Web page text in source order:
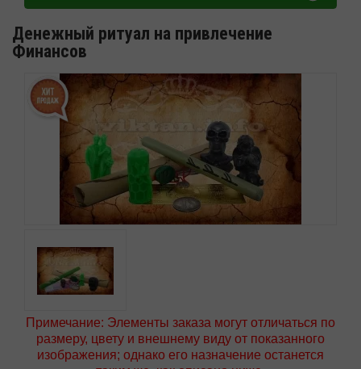
Денежный ритуал на привлечение
Финансов
Примечание: Элементы заказа могут отличаться по
размеру, цвету и внешнему виду от показанного
изображения; однако его назначение останется